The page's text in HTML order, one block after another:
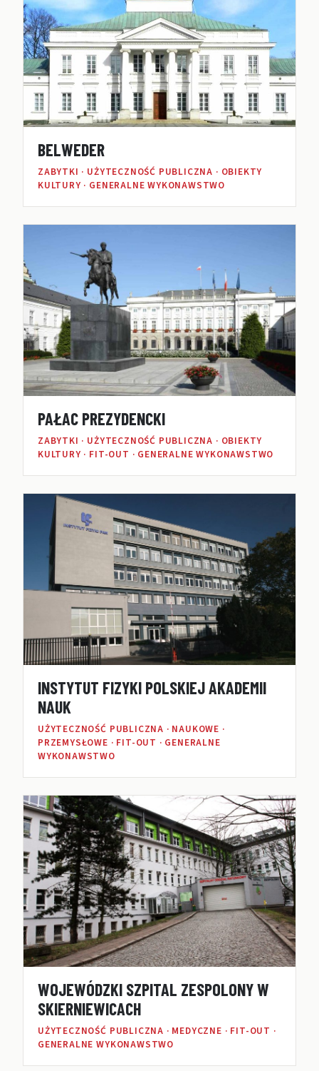
BELWEDER
ZABYTKI · UŻYTECZNOŚĆ PUBLICZNA · OBIEKTY
KULTURY · GENERALNE WYKONAWSTWO
PAŁAC PREZYDENCKI
ZABYTKI · UŻYTECZNOŚĆ PUBLICZNA · OBIEKTY
KULTURY · FIT-OUT · GENERALNE WYKONAWSTWO
INSTYTUT FIZYKI POLSKIEJ AKADEMII
NAUK
UŻYTECZNOŚĆ PUBLICZNA · NAUKOWE ·
PRZEMYSŁOWE · FIT-OUT · GENERALNE
WYKONAWSTWO
WOJEWÓDZKI SZPITAL ZESPOLONY W
SKIERNIEWICACH
UŻYTECZNOŚĆ PUBLICZNA · MEDYCZNE · FIT-OUT ·
GENERALNE WYKONAWSTWO